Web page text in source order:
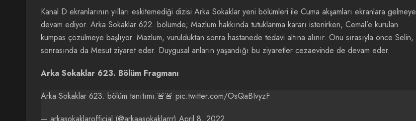
Kanal D ekranlarının yılları eskitemediği dizisi Arka Sokaklar yeni bölümleri ile Cuma akşamları ekranlara gelmeye
devam ediyor. Arka Sokaklar 622. bölümde; Mazlum hakkında tutuklanma kararı istenirken, Cemal’e kurulan
kumpas çözülmeye başlıyor. Mazlum, vurulduktan sonra hastanede tedavi altına alınır. Onu sırasıyla önce Selin,
sonrasında da Mesut ziyaret eder. Duygusal anların yaşandığı bu ziyaretler cezaevinde de devam eder.
Arka Sokaklar 623. Bölüm Fragmanı
Arka Sokaklar 623. bölüm tanıtımı.🚨🚨 pic.twitter.com/OsQaBIvyzF